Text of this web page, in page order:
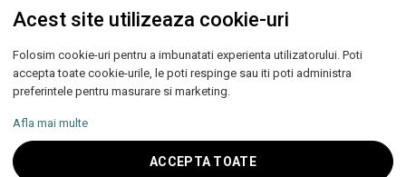
Autoritatea Națională pentru Protecția Consumatorilor
Copyright © 2026 UNIC SPOT RO S.R.L.
CUI: RO 13753590, Reg. Com. J200100027208
Acest site utilizeaza cookie-uri
Folosim cookie-uri pentru a imbunatati experienta utilizatorului. Poti
accepta toate cookie-urile, le poti respinge sau iti poti administra
preferintele pentru masurare si marketing.
Afla mai multe
ACCEPTA TOATE